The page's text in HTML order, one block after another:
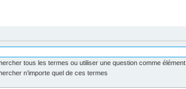
tous les termes ou utiliser une question comme élément
n’importe quel de ces termes